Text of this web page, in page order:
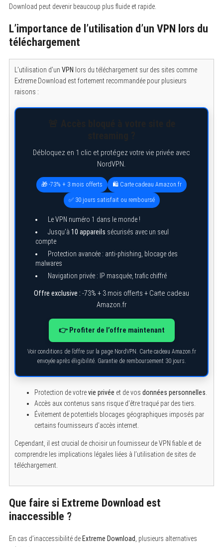
Download peut devenir beaucoup plus fluide et rapide.
L’importance de l’utilisation d’un VPN lors du
téléchargement
L’utilisation d’un VPN lors du téléchargement sur des sites comme
Extreme Download est fortement recommandée pour plusieurs
raisons :
Débloquez en 1 clic et protégez votre vie privée avec
NordVPN.
🎁 -73% + 3 mois offerts 🛍️ Carte cadeau Amazon.fr
✅ 30 jours satisfait ou remboursé
Le VPN numéro 1 dans le monde !
Jusqu’à 10 appareils sécurisés avec un seul
compte
Protection avancée : anti-phishing, blocage des
malwares
Navigation privée : IP masquée, trafic chiffré
Offre exclusive : -73% + 3 mois offerts + Carte cadeau
Amazon.fr
👉 Profiter de l’offre maintenant
Voir conditions de l’offre sur la page NordVPN. Carte cadeau Amazon.fr
envoyée après éligibilité. Garantie de remboursement 30 jours.
Protection de votrevie privée et de vos données personnelles
Accès aux contenus sans risque d’être traqué par des tiers.
Évitement de potentiels blocages géographiques imposés par
certains fournisseurs d’accès internet.
Cependant, il est crucial de choisir un fournisseur de VPN fiable et de
comprendre les implications légales liées à l’utilisation de sites de
téléchargement.
Que faire si Extreme Download est
inaccessible ?
En cas d’inaccessibilité de Extreme Download , plusieurs alternatives
S
e
r